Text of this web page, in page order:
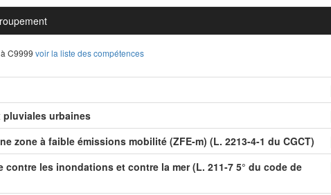
C9999 voir la liste des compétences
pluviales urbaines
zone à faible émissions mobilité (ZFE-m) (L. 2213-4-1 du CGCT)
contre les inondations et contre la mer (L. 211-7 5° du code de